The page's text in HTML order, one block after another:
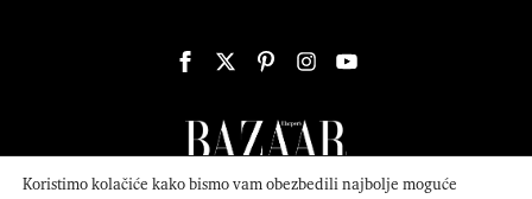
Koristimo kolačiće kako bismo vam obezbedili najbolje moguće